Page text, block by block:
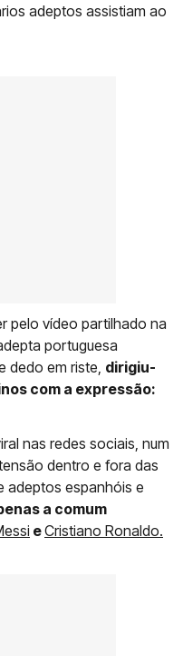
adeptos assistiam ao
pelo vídeo partilhado na
portuguesa
dedo em riste, dirigiu-
com a expressão:
nas redes sociais, num
dentro e fora das
adeptos espanhóis e
a comum
eCristiano Ronaldo.